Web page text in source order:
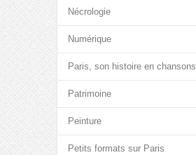
Nécrologie
Numérique
Paris, son histoire en chansons
Patrimoine
Peinture
Petits formats sur Paris